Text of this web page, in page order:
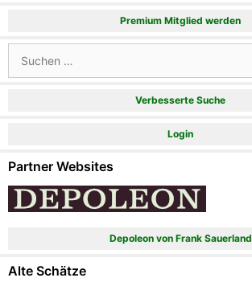
Premium Mitglied werden
nach:
Verbesserte Suche
Login
Partner Websites
Depoleon von Frank Sauerland
Alte Schätze